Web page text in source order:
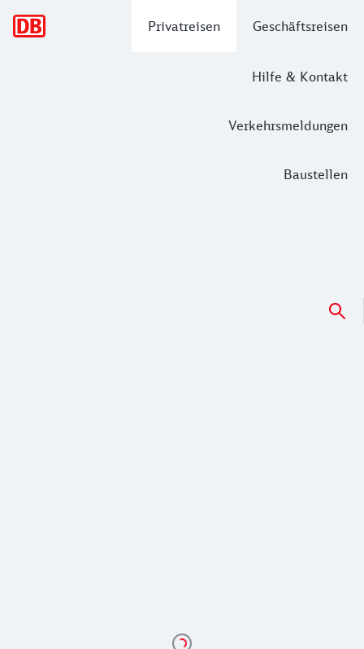
Privatreisen Geschäftsreisen
Hilfe & Kontakt
Verkehrsmeldungen
Baustellen